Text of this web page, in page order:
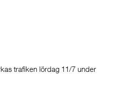
trafiken lördag 11/7 under